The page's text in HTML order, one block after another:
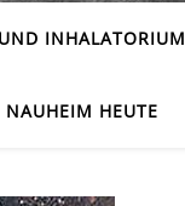
INHALATORIUM
NAUHEIM HEUTE